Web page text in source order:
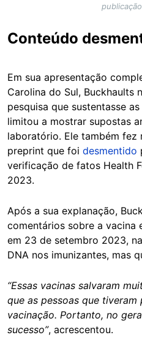
Conteúdo
Em sua apresentação
Carolina do Sul, Buckhaults
pesquisa que sustentasse
limitou a mostrar supostas
laboratório. Ele também fez
preprint que foi desmentido
verificação de fatos Health
2023.
Após a sua explanação,
comentários sobre a vacina
em 23 de setembro 2023,
DNA nos imunizantes, mas
“Essas vacinas salvaram
que as pessoas que
vacinação. Portanto, no
sucesso”, acrescentou.